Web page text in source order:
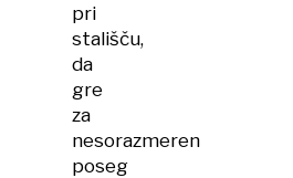
pri
stališču,
da
gre
za
nesorazmeren
poseg